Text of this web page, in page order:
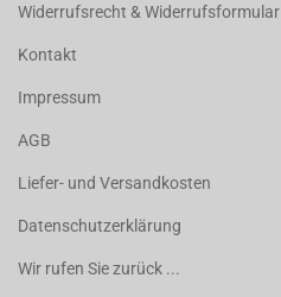
Widerrufsrecht & Widerrufsformular
Kontakt
Impressum
AGB
Liefer- und Versandkosten
Datenschutzerklärung
Wir rufen Sie zurück ...